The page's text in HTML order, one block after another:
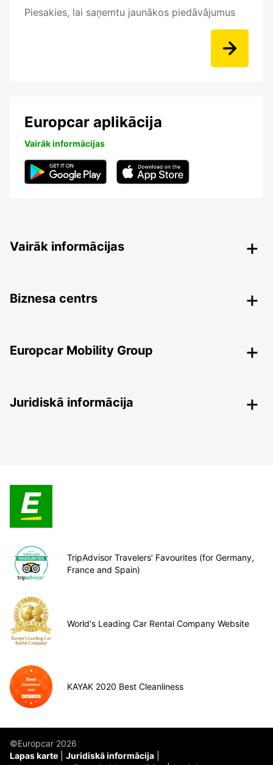
Piesakies, lai saņemtu jaunākos piedāvājumus
Europcar aplikācija
Vairāk informācijas
Vairāk informācijas
Biznesa centrs
Europcar Mobility Group
Juridiskā informācija
TripAdvisor Travelers’ Favourites (for Germany,
France and Spain)
World's Leading Car Rental Company Website
KAYAK 2020 Best Cleanliness
©Europcar 2026
Lapas karte
Juridiskā informācija